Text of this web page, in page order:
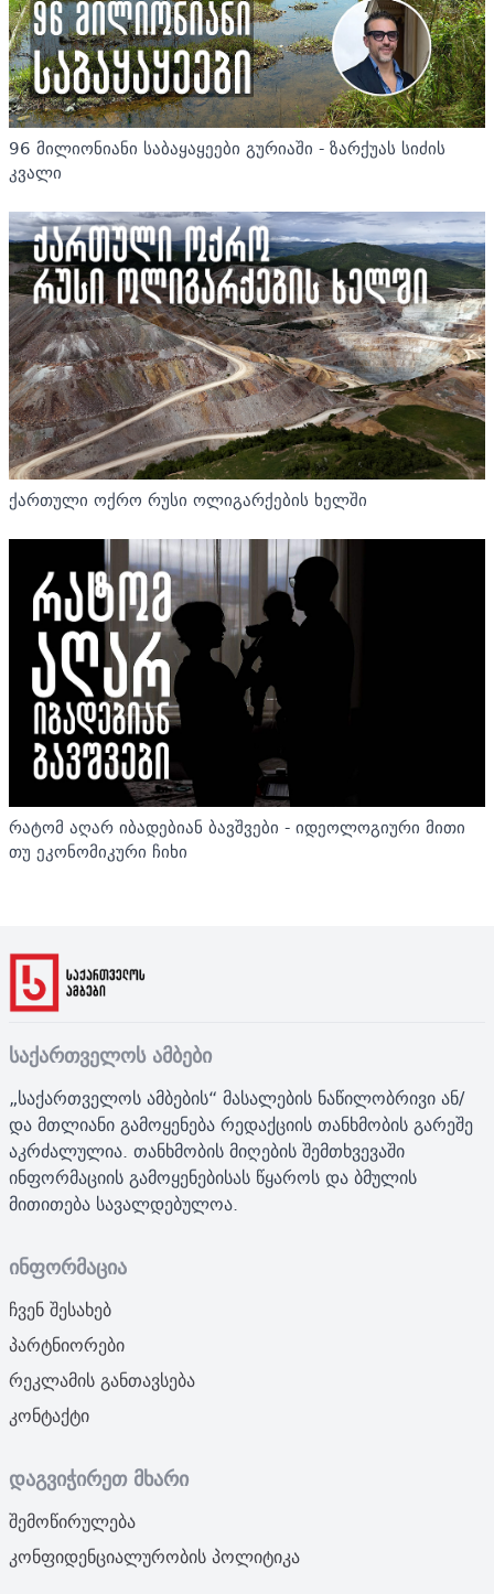
96 მილიონიანი საბაყაყეები გურიაში - ზარქუას სიძის
კვალი
ქართული ოქრო რუსი ოლიგარქების ხელში
რატომ აღარ იბადებიან ბავშვები - იდეოლოგიური მითი
თუ ეკონომიკური ჩიხი
საქართველოს ამბები
„საქართველოს ამბების“ მასალების ნაწილობრივი ან/
და მთლიანი გამოყენება რედაქციის თანხმობის გარეშე
აკრძალულია. თანხმობის მიღების შემთხვევაში
ინფორმაციის გამოყენებისას წყაროს და ბმულის
მითითება სავალდებულოა.
ინფორმაცია
ჩვენ შესახებ
პარტნიორები
რეკლამის განთავსება
კონტაქტი
დაგვიჭირეთ მხარი
შემოწირულება
კონფიდენციალურობის პოლიტიკა